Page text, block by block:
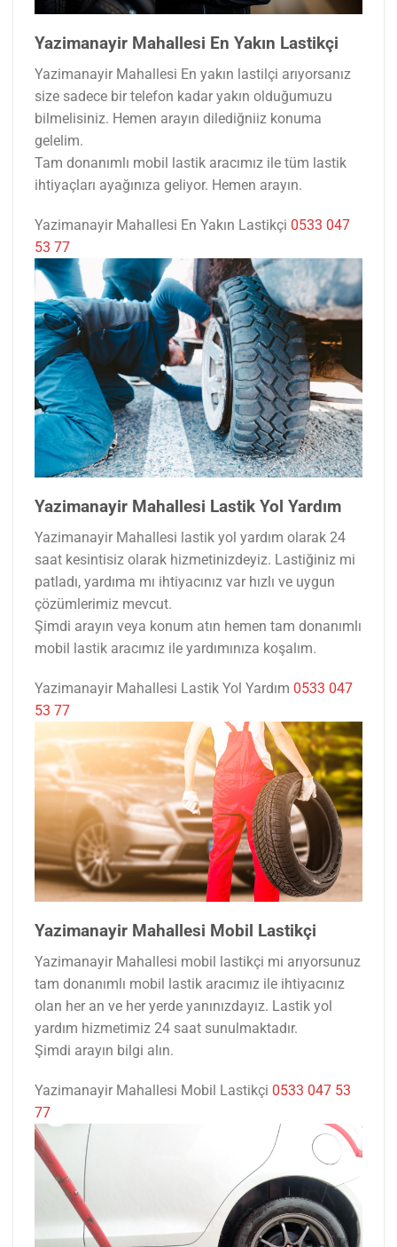
Yazimanayir Mahallesi En Yakın Lastikçi
Yazimanayir Mahallesi En yakın lastilçi arıyorsanız
size sadece bir telefon kadar yakın olduğumuzu
bilmelisiniz. Hemen arayın dilediğniiz konuma
gelelim.
Tam donanımlı mobil lastik aracımız ile tüm lastik
ihtiyaçları ayağınıza geliyor. Hemen arayın.
Yazimanayir Mahallesi En Yakın Lastikçi 0533 047
53 77
Yazimanayir Mahallesi Lastik Yol Yardım
Yazimanayir Mahallesi lastik yol yardım olarak 24
saat kesintisiz olarak hizmetinizdeyiz. Lastiğiniz mi
patladı, yardıma mı ihtiyacınız var hızlı ve uygun
çözümlerimiz mevcut.
Şimdi arayın veya konum atın hemen tam donanımlı
mobil lastik aracımız ile yardımınıza koşalım.
Yazimanayir Mahallesi Lastik Yol Yardım 0533 047
53 77
Yazimanayir Mahallesi Mobil Lastikçi
Yazimanayir Mahallesi mobil lastikçi mi arıyorsunuz
tam donanımlı mobil lastik aracımız ile ihtiyacınız
olan her an ve her yerde yanınızdayız. Lastik yol
yardım hizmetimiz 24 saat sunulmaktadır.
Şimdi arayın bilgi alın.
Yazimanayir Mahallesi Mobil Lastikçi 0533 047 53
77